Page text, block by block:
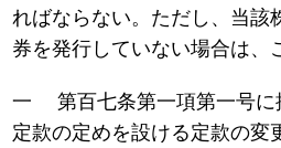
ればならない。ただし、当該
券を発行していない場合は、
一 第百七条第一項第一号に
定款の定めを設ける定款の